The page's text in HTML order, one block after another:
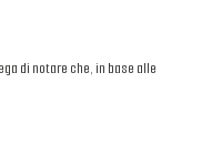
di notare che, in base alle